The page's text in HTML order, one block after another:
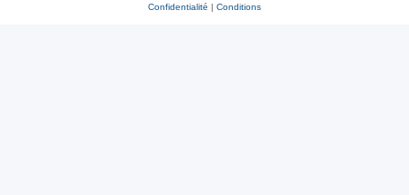
Confidentialité | Conditions